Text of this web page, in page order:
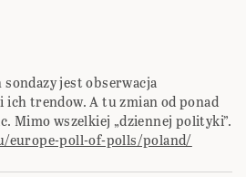
jest obserwacja
trendow. A tu zmian od ponad
Mimo wszelkiej „dziennej polityki”.
europe-poll-of-polls/poland/